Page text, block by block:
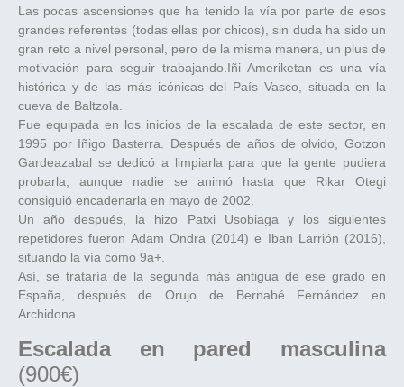
Las pocas ascensiones que ha tenido la vía por parte de esos
grandes referentes (todas ellas por chicos), sin duda ha sido un
gran reto a nivel personal, pero de la misma manera, un plus de
motivación para seguir trabajando.Iñi Ameriketan es una vía
histórica y de las más icónicas del País Vasco, situada en la
cueva de Baltzola.
Fue equipada en los inicios de la escalada de este sector, en
1995 por Iñigo Basterra. Después de años de olvido, Gotzon
Gardeazabal se dedicó a limpiarla para que la gente pudiera
probarla, aunque nadie se animó hasta que Rikar Otegi
consiguió encadenarla en mayo de 2002.
Un año después, la hizo Patxi Usobiaga y los siguientes
repetidores fueron Adam Ondra (2014) e Iban Larrión (2016),
situando la vía como 9a+.
Así, se trataría de la segunda más antigua de ese grado en
España, después de Orujo de Bernabé Fernández en
Archidona.
Escalada en pared masculina
(900€)